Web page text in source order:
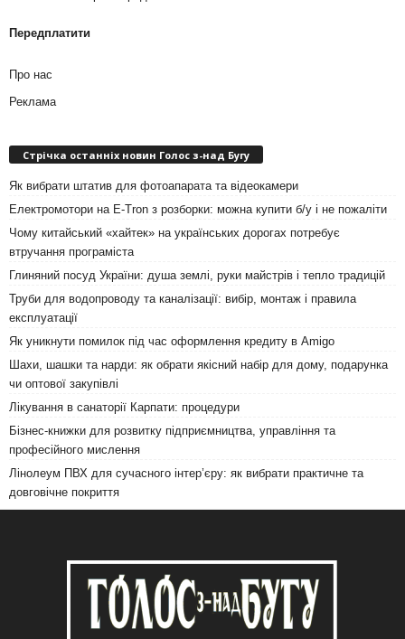
Передплатити
Про нас
Реклама
Стрічка останніх новин Голос з-над Бугу
Як вибрати штатив для фотоапарата та відеокамери
Електромотори на E-Tron з розборки: можна купити б/у і не пожаліти
Чому китайський «хайтек» на українських дорогах потребує
втручання програміста
Глиняний посуд України: душа землі, руки майстрів і тепло традицій
Труби для водопроводу та каналізації: вибір, монтаж і правила
експлуатації
Як уникнути помилок під час оформлення кредиту в Amigo
Шахи, шашки та нарди: як обрати якісний набір для дому, подарунка
чи оптової закупівлі
Лікування в санаторії Карпати: процедури
Бізнес-книжки для розвитку підприємництва, управління та
професійного мислення
Лінолеум ПВХ для сучасного інтер’єру: як вибрати практичне та
довговічне покриття